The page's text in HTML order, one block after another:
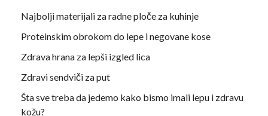
Najbolji materijali za radne ploče za kuhinje
Proteinskim obrokom do lepe i negovane kose
Zdrava hrana za lepši izgled lica
Zdravi sendviči za put
Šta sve treba da jedemo kako bismo imali lepu i zdravu
kožu?